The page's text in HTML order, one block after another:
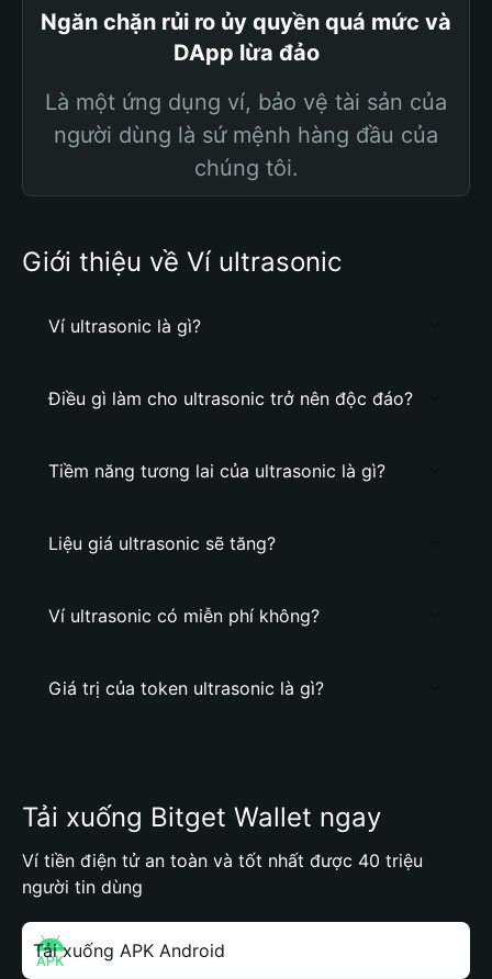
Ngăn chặn rủi ro ủy quyền quá mức và
DApp lừa đảo
Là một ứng dụng ví, bảo vệ tài sản của
người dùng là sứ mệnh hàng đầu của
chúng tôi.
Giới thiệu về Ví ultrasonic
Ví ultrasonic là gì?
Điều gì làm cho ultrasonic trở nên độc đáo?
Tiềm năng tương lai của ultrasonic là gì?
Liệu giá ultrasonic sẽ tăng?
Ví ultrasonic có miễn phí không?
Giá trị của token ultrasonic là gì?
Tải xuống Bitget Wallet ngay
Ví tiền điện tử an toàn và tốt nhất được 40 triệu
người tin dùng
Tải xuống APK Android